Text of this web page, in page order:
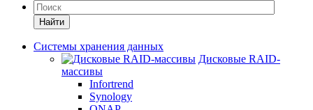
Найти
Системы хранения данных
Дисковые RAID-
массивы
Infortrend
Synology